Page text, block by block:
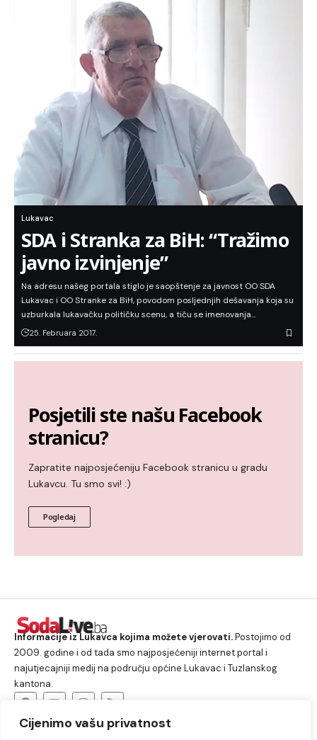
Cijenimo vašu privatnost
Lukavac
SDA i Stranka za BiH: “Tražimo
javno izvinjenje”
Na adresu našeg portala stiglo je saopštenje za javnost OO SDA
Lukavac i OO Stranke za BiH, povodom posljednjih dešavanja koja su
uzburkala lukavačku političku scenu, a tiču se imenovanja…
25. Februara 2017.
Posjetili ste našu Facebook
stranicu?
Zapratite najposjećeniju Facebook stranicu u gradu
Lukavcu. Tu smo svi! :)
Pogledaj
Informacije iz Lukavca kojima možete vjerovati.Postojimo od
2009. godine i od tada smo najposjećeniji internet portal i
najutjecajniji medij na području općine Lukavac i Tuzlanskog
kantona.